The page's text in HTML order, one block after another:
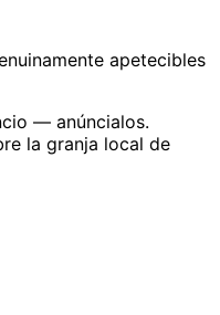
apetecibles
— anúncialos.
la granja local de